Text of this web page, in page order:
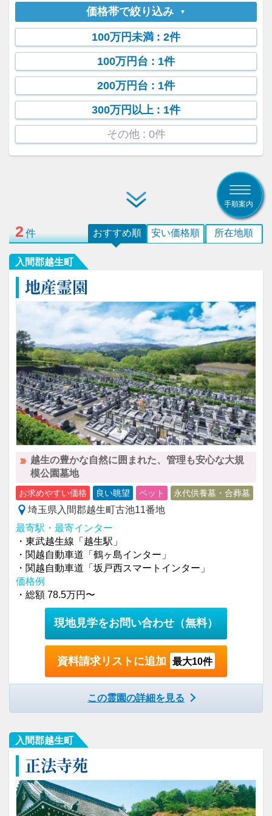
価格帯で絞り込み
100万円未満 : 2件
100万円台 : 1件
200万円台 : 1件
300万円以上 : 1件
その他 : 0件
手順案内
2件 所在地順
安い価格順
おすすめ順
入間郡越生町
地産霊園
越生の豊かな自然に囲まれた、管理も安心な大規
模公園墓地
お求めやすい価格 良い眺望 ペット 永代供養墓・合葬墓
埼玉県入間郡越生町古池11番地
最寄駅・最寄インター
・東武越生線「越生駅」
・関越自動車道「鶴ヶ島インター」
・関越自動車道「坂戸西スマートインター」
価格例
・総額 78.5万円〜
現地見学をお問い合わせ （無料）
資料請求リストに追加 最大10件
この霊園の詳細を見る
入間郡越生町
正法寺苑